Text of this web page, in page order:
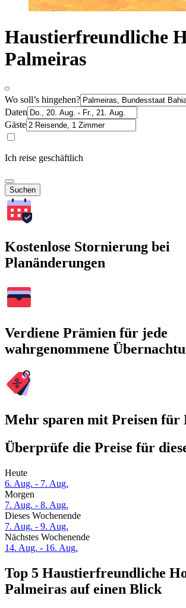
Haustierfreundliche
Palmeiras
Wo soll’s hingehen?
Daten
Gäste
Ich reise geschäftlich
Suchen
Kostenlose Stornierung bei
Planänderungen
Verdiene Prämien für jede
wahrgenommene
Mehr sparen mit Preisen
Überprüfe die Preise für
Heute
6. Aug. - 7. Aug.
Morgen
7. Aug. - 8. Aug.
Dieses Wochenende
7. Aug. - 9. Aug.
Nächstes Wochenende
14. Aug. - 16. Aug.
Top 5 Haustierfreundliche
Palmeiras auf einen Blick